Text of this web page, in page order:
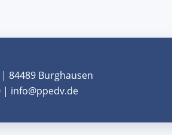
84489 Burghausen
| info@ppedv.de